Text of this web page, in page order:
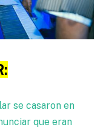
se casaron en
que eran